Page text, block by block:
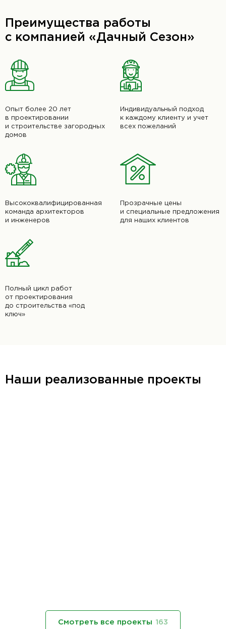
Преимущества работы
с компанией «Дачный Сезон»
Опыт более 20 лет
в проектировании
и строительстве загородных
домов
Индивидуальный подход
к каждому клиенту и учет
всех пожеланий
Высококвалифицированная
команда архитекторов
и инженеров
Прозрачные цены
и специальные предложения
для наших клиентов
Полный цикл работ
от проектирования
до строительства «под
ключ»
Наши реализованные проекты
Смотреть все проекты 163